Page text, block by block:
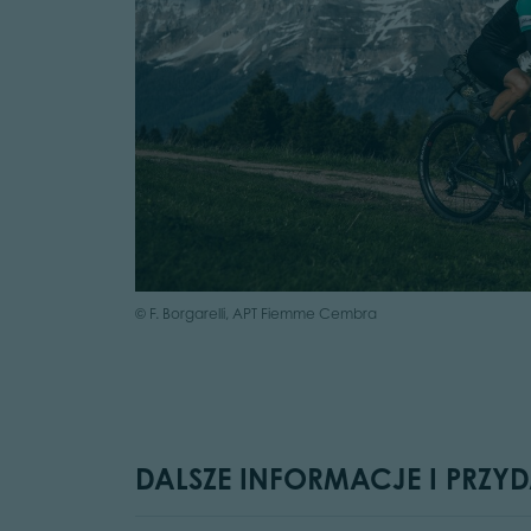
© F. Borgarelli, APT Fiemme Cembra
DALSZE INFORMACJE I